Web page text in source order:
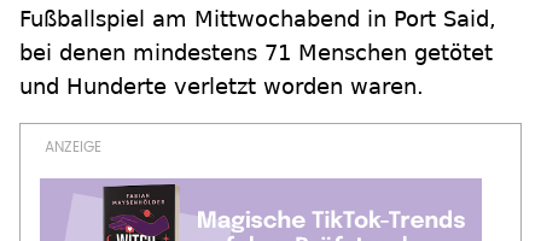
Fußballspiel am Mittwochabend in Port Said,
bei denen mindestens 71 Menschen getötet
und Hunderte verletzt worden waren.